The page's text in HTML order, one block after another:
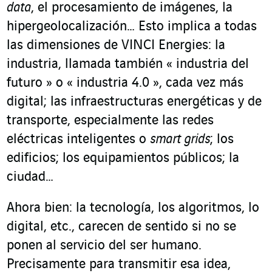
data, el procesamiento de imágenes, la
hipergeolocalización… Esto implica a todas
las dimensiones de VINCI Energies: la
industria, llamada también « industria del
futuro » o « industria 4.0 », cada vez más
digital; las infraestructuras energéticas y de
transporte, especialmente las redes
eléctricas inteligentes o smart grids; los
edificios; los equipamientos públicos; la
ciudad…
Ahora bien: la tecnología, los algoritmos, lo
digital, etc., carecen de sentido si no se
ponen al servicio del ser humano.
Precisamente para transmitir esa idea,